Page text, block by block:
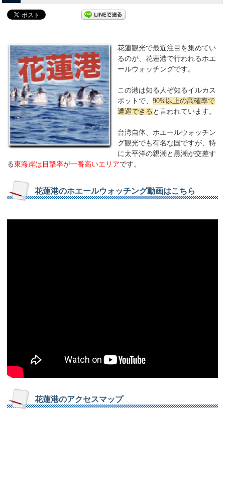
花蓮観光で最近注目を集めてい
るのが、花蓮港で行われるホエ
ールウォッチングです。
この港は知る人ぞ知るイルカス
ポットで、 90%以上の高確率で
遭遇できる と言われています。
台湾自体、ホエールウォッチン
グ観光でも有名な国ですが、特
に太平洋の親潮と黒潮が交差す
る東海岸は目撃率が一番高いエリアです。
花蓮港のホエールウォッチング動画はこちら
花蓮港のアクセスマップ